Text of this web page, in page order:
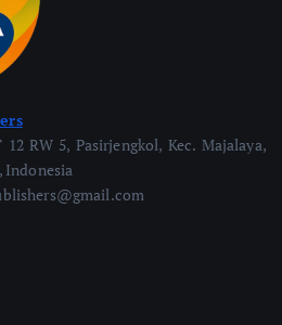
12 RW 5, Pasirjengkol, Kec. Majalaya,
Indonesia